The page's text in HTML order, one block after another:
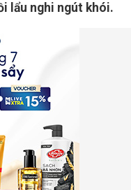
lẩu nghi ngút khói.